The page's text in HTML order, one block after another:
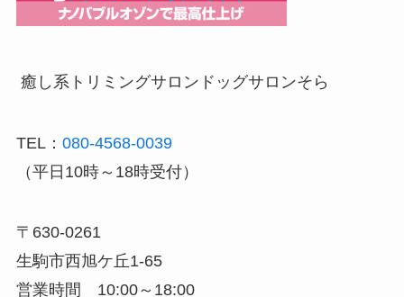
癒し系トリミングサロン ドッグサロンそら
TEL： 080-4568-0039
（平日10時～18時受付）
〒630-0261
生駒市西旭ケ丘1-65
営業時間 10:00～18:00